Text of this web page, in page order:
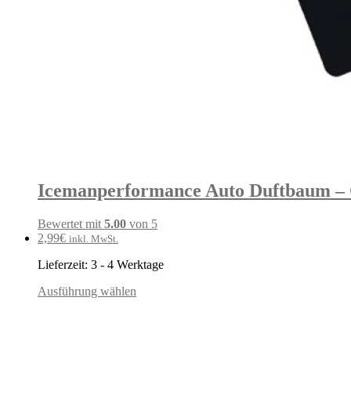
Icemanperformance Auto Duftbaum
Bewertet mit 5.00 von 5
2,99€ inkl. MwSt.
Lieferzeit: 3 - 4 Werktage
Ausführung wählen